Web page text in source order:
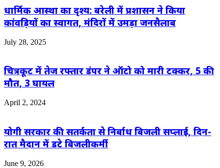
धार्मिक आस्था का दृश्य: बरेली में प्रशासन ने किया
कांवड़ियों का स्वागत, मंदिरों में उमड़ा जनसैलाब
July 28, 2025
चित्रकूट में तेज रफ्तार डंपर ने ऑटो को मारी टक्कर, 5 की
मौत, 3 घायल
April 2, 2024
योगी सरकार की सतर्कता से निर्बाध बिजली सप्लाई, दिन-
रात मैदान में डटे बिजलीकर्मी
June 9, 2026